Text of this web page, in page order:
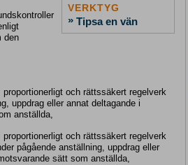
VERKTYG
» Tipsa en vän
den
och rättssäkert regelverk
uppdrag eller annat deltagande i
anställda,
och rättssäkert regelverk
pågående anställning, uppdrag eller
sätt som anställda,